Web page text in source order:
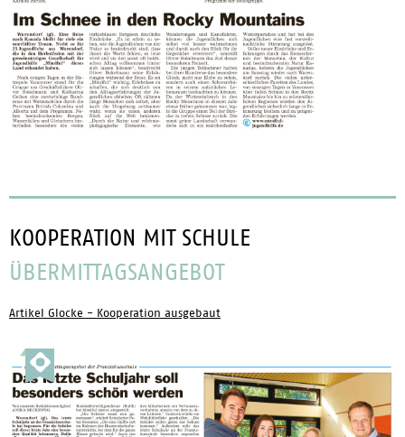
KOOPERATION MIT SCHULE
ÜBERMITTAGSANGEBOT
Artikel Glocke - Kooperation ausgebaut